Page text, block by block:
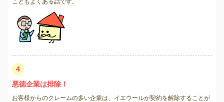
こともよくある話です。
4
悪徳企業は排除！
お客様からのクレームの多い企業は、イエウールが契約を解除することが